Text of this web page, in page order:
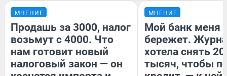
МНЕНИЕ
Продашь за 3000, налог
возьмут с 4000. Что
нам готовит новый
налоговый закон — он
МНЕНИЕ
Мой банк меня
бережет.
хотела снять
тысяч, чтобы